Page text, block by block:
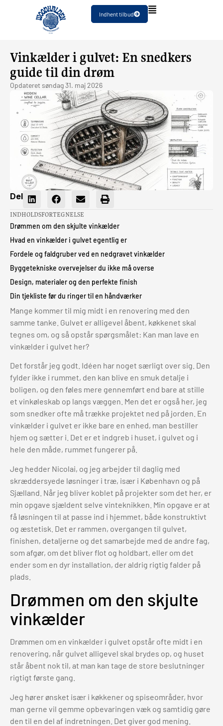
Indhent tilbud
Vinkælder i gulvet: En snedkers
guide til din drøm
Opdateret søndag 31. maj 2026
Del
INDHOLDSFORTEGNELSE
Drømmen om den skjulte vinkælder
Hvad en vinkælder i gulvet egentlig er
Fordele og faldgruber ved en nedgravet vinkælder
Byggetekniske overvejelser du ikke må overse
Design, materialer og den perfekte finish
Din tjekliste før du ringer til en håndværker
Mange kommer til mig midt i en renovering med den
samme tanke. Gulvet er alligevel åbent, køkkenet skal
tegnes om, og så opstår spørgsmålet: Kan man lave en
vinkælder i gulvet her?
Det forstår jeg godt. Idéen har noget særligt over sig. Den
fylder ikke i rummet, den kan blive en smuk detalje i
boligen, og den føles mere gennemført end bare at stille
et vinkøleskab op langs væggen. Men det er også her, jeg
som snedker ofte må trække projektet ned på jorden. En
vinkælder i gulvet er ikke bare en enhed, man bestiller
hjem og sætter i. Det er et indgreb i huset, i gulvet og i
hele den måde, rummet fungerer på.
Jeg hedder Nicolai, og jeg arbejder til daglig med
skræddersyede løsninger i træ, især i København og på
Sjælland. Når jeg bliver koblet på projekter som det her, er
min opgave sjældent selve vinteknikken. Min opgave er at
få løsningen til at passe ind i hjemmet, både konstruktivt
og æstetisk. Det er rammen, overgangen til gulvet,
finishen, detaljerne og det samarbejde med de andre fag,
som afgør, om det bliver flot og holdbart, eller om det
ender som en dyr installation, der aldrig rigtig falder på
plads.
Drømmen om den skjulte
vinkælder
Drømmen om en vinkælder i gulvet opstår ofte midt i en
renovering, når gulvet alligevel skal brydes op, og huset
står åbent nok til, at man kan tage de store beslutninger
rigtigt første gang.
Jeg hører ønsket især i køkkener og spiseområder, hvor
man gerne vil gemme opbevaringen væk og samtidig gøre
den til en del af indretningen. Det giver god mening.